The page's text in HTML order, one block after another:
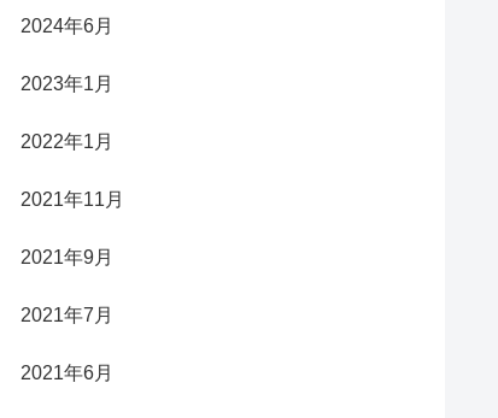
2024年6月
2023年1月
2022年1月
2021年11月
2021年9月
2021年7月
2021年6月